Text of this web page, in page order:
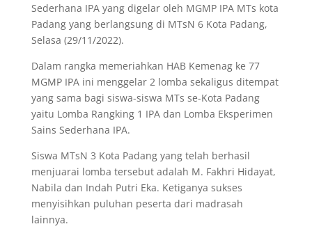
Sederhana IPA yang digelar oleh MGMP IPA MTs kota
Padang yang berlangsung di MTsN 6 Kota Padang,
Selasa (29/11/2022).
Dalam rangka memeriahkan HAB Kemenag ke 77
MGMP IPA ini menggelar 2 lomba sekaligus ditempat
yang sama bagi siswa-siswa MTs se-Kota Padang
yaitu Lomba Rangking 1 IPA dan Lomba Eksperimen
Sains Sederhana IPA.
Siswa MTsN 3 Kota Padang yang telah berhasil
menjuarai lomba tersebut adalah M. Fakhri Hidayat,
Nabila dan Indah Putri Eka. Ketiganya sukses
menyisihkan puluhan peserta dari madrasah
lainnya.